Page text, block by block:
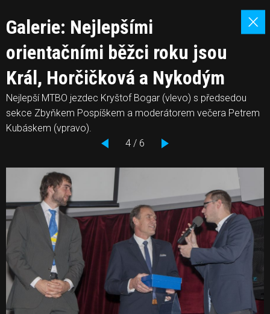
Galerie: Nejlepšími
orientačními běžci roku jsou
Král, Horčičková a Nykodým
Nejlepší MTBO jezdec Kryštof Bogar (vlevo) s předsedou
sekce Zbyňkem Pospíškem a moderátorem večera Petrem
Kubáskem (vpravo).
4 / 6